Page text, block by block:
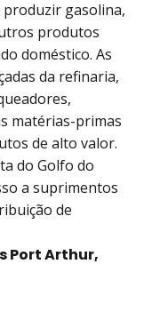
gasolina,
produtos
doméstico. As
da refinaria,
matérias-primas
de alto valor.
do Golfo do
a suprimentos
de
Port Arthur,